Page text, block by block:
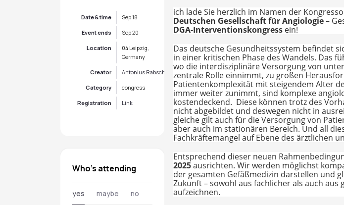
Date & time Sep 18
Event ends Sep 20
Location
04 Leipzig,
Germany
Creator Antonius Rabsch
Category congress
Registration Link
Who's attending
yes maybe no
ich lade Sie herzlich im Namen der
Deutschen Gesellschaft für Angiologie–
DGA-Interventionskongressein!
Das deutsche Gesundheitssystem befindet
in einer kritischen Phase des Wandels. Das
wo die interdisziplinäre Versorgung von
zentrale Rolle einnimmt, zu großen
Patientenkomplexität mit steigendem Alter
immer weiter zunimmt, sind komplexe
kostendeckend. Diese können trotz des
nicht abgebildet und deswegen nicht in
gleiche gilt auch für die Versorgung von
aber auch im stationären Bereich. Und all
Fachkräftemangel auf Ebene des ärztlichen
Entsprechend dieser neuen
2025ausrichten. Wir werden möglichst
der gesamten Gefäßmedizin darstellen und
Zukunft – sowohl aus fachlicher als auch
aufzeichnen.